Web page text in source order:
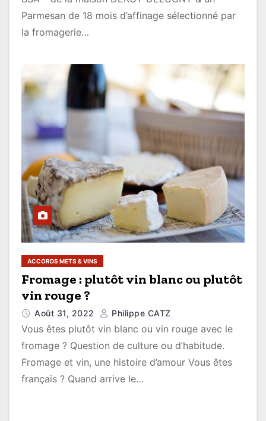
Parmesan de 18 mois d’affinage sélectionné par
la fromagerie…
ACCORDS METS & VINS
Fromage : plutôt vin blanc ou plutôt
vin rouge ?
Août 31, 2022 Philippe CATZ
Vous êtes plutôt vin blanc ou vin rouge avec le
fromage ? Question de culture ou d’habitude.
Fromage et vin, une histoire d’amour Vous êtes
français ? Quand arrive le…